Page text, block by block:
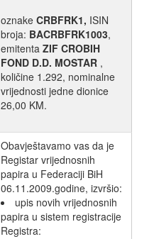
oznake CRBFRK1, ISIN
broja: BACRBFRK1003,
emitenta ZIF CROBIH
FOND D.D. MOSTAR ,
količine 1.292, nominalne
vrijednosti jedne dionice
26,00 KM.
Obavještavamo vas da je
Registar vrijednosnih
papira u Federaciji BiH
06.11.2009.godine, izvršio:
upis novih vrijednosnih
papira u sistem registracije
Registra: